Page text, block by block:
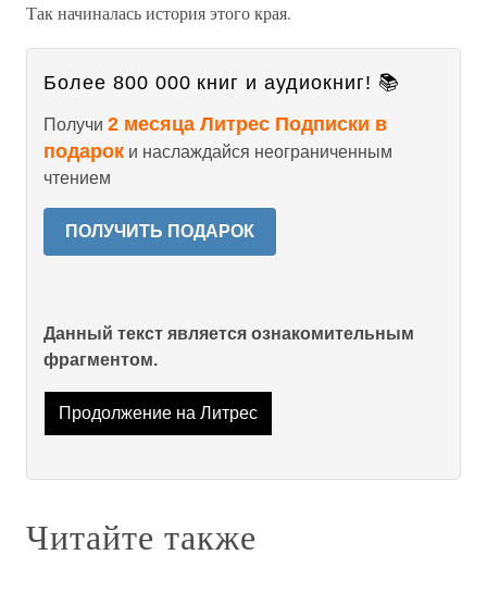
Так начиналась история этого края.
Более 800 000 книг и аудиокниг! 📚
Получи 2 месяца Литрес Подписки в
подарок и наслаждайся неограниченным
чтением
ПОЛУЧИТЬ ПОДАРОК
Данный текст является ознакомительным
фрагментом.
Продолжение на Литрес
Читайте также